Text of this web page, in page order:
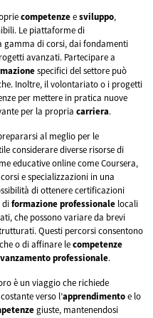
competenzeesviluppo,
Le piattaforme di
gamma di corsi, dai fondamenti
avanzati. Partecipare a
specifici del settore può
Inoltre, il volontariato o i progetti
per mettere in pratica nuove
per la propria carriera.
al meglio per le
considerare diverse risorse di
educative online come Coursera,
e specializzazioni in una
di ottenere certificazioni
diformazioneprofessionale locali
che possono variare da brevi
Questi percorsi consentono
o di affinare lecompetenze
professionale.
è un viaggio che richiede
verso l’apprendimentoe lo
giuste, mantenendosi